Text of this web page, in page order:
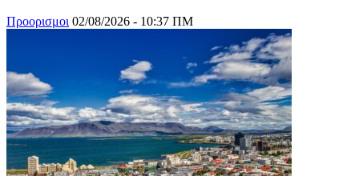
Προορισμοι 02/08/2026 - 10:37 ΠΜ